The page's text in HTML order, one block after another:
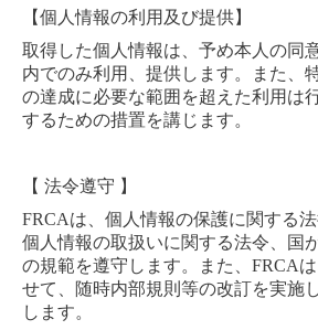
【個人情報の利用及び提供】
取得した個人情報は、予め本人の同
内でのみ利用、提供します。
また、
の達成に必要な範囲を超えた利用は
するための措置を講じます。
【 法令遵守 】
FRCAは、個人情報の保護に関する
個人情報の取扱いに関する法令、国
の規範を遵守します。
また、 FRCA
せて、随時内部規則等の改訂を実施
します。